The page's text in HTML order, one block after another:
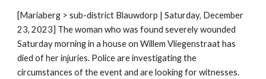
[Mariaberg > sub-district Blauwdorp | Saturday, December
23, 2023] The woman who was found severely wounded
Saturday morning in a house on Willem Vliegenstraat has
died of her injuries. Police are investigating the
circumstances of the event and are looking for witnesses.